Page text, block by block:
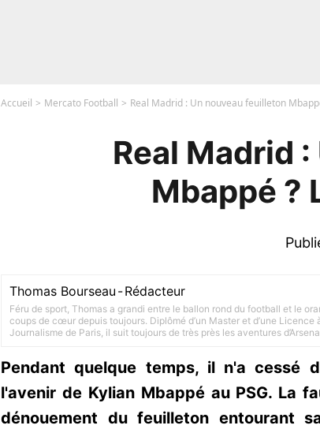
Accueil Mercato Football Real Madrid : Un nouveau feuilleton
Real Madrid
Mbappé ?
Thomas Bourseau -Rédacteur
Féru de sport, Thomas a grandi entre le ballon rond du football et le
coups de cœur depuis toujours. Diplômé d’un Master et d’une Licence
Journalisme de Paris, il suit toujours de très près les aventures
Pendant quelque temps, il n'a cessé
l'avenir de Kylian Mbappé au PSG. La
dénouement du feuilleton entourant